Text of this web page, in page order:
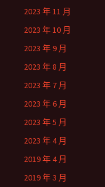
2023 年 11 月
2023 年 10 月
2023 年 9 月
2023 年 8 月
2023 年 7 月
2023 年 6 月
2023 年 5 月
2023 年 4 月
2019 年 4 月
2019 年 3 月